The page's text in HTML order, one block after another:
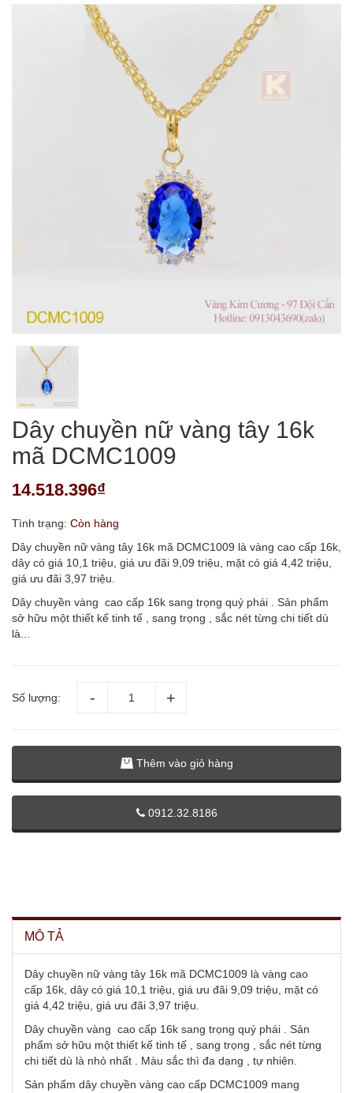
Dây chuyền nữ vàng tây 16k
mã DCMC1009
14.518.396₫
Tình trạng: Còn hàng
Dây chuyền nữ vàng tây 16k mã DCMC1009 là vàng cao cấp 16k,
dây có giá 10,1 triệu, giá ưu đãi 9,09 triệu, mặt có giá 4,42 triệu,
giá ưu đãi 3,97 triệu.
Dây chuyền vàng cao cấp 16k sang trọng quý phái . Sản phẩm
sở hữu một thiết kế tinh tế , sang trọng , sắc nét từng chi tiết dù
là...
Số lượng:
Thêm vào giỏ hàng
0912.32.8186
MÔ TẢ
Dây chuyền nữ vàng tây 16k mã DCMC1009 là vàng cao
cấp 16k, dây có giá 10,1 triệu, giá ưu đãi 9,09 triệu, mặt có
giá 4,42 triệu, giá ưu đãi 3,97 triệu.
Dây chuyền vàng cao cấp 16k sang trọng quý phái . Sản
phẩm sở hữu một thiết kế tinh tế , sang trọng , sắc nét từng
chi tiết dù là nhỏ nhất . Màu sắc thì đa dạng , tự nhiên.
Sản phẩm dây chuyền vàng cao cấp DCMC1009 mang